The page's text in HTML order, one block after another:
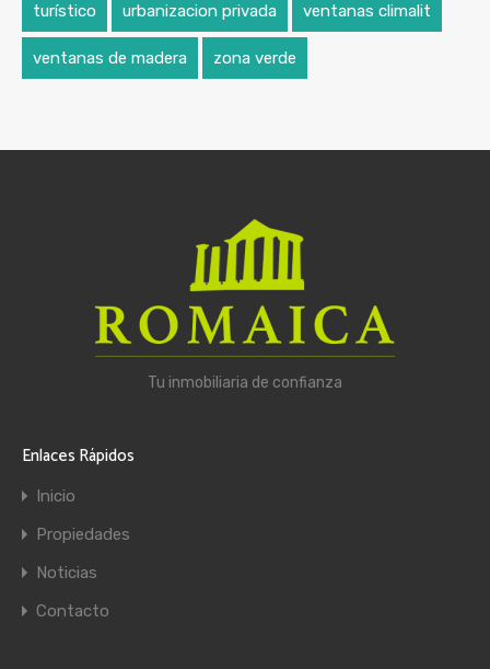
turístico urbanizacion privada ventanas climalit
ventanas de madera zona verde
Tu inmobiliaria de confianza
Enlaces Rápidos
Inicio
Propiedades
Noticias
Contacto